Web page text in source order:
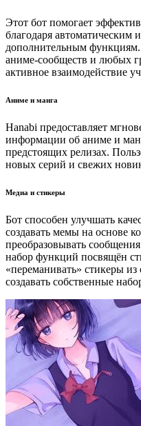
Этот бот помогает
благодаря автоматическим
дополнительным
аниме‑сообществ и любых
активное взаимодействие
Аниме и манга
Hanabi предоставляет
информации об аниме и
предстоящих релизах.
новых серий и свежих
Медиа и стикеры
Бот способен улучшать
создавать мемы на основе
преобразовывать
набор функций посвящён
«переманивать» стикеры
создавать собственные